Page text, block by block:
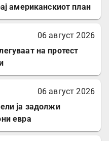
американскиот план
06 август 2026
на протест
06 август 2026
ја задолжи
евра